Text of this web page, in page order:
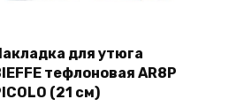
В корзину
для утюга
тефлоновая AR8P
(21 см)